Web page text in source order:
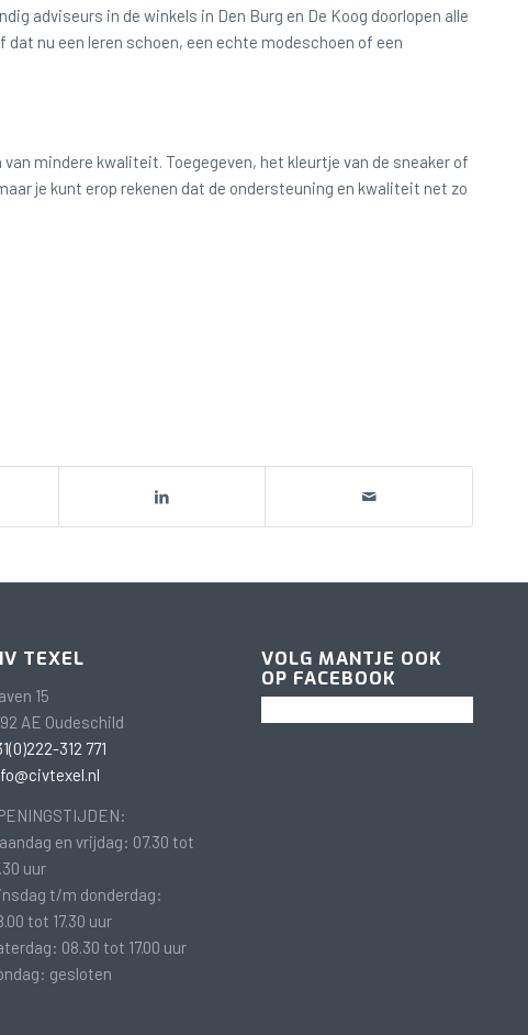
adviseurs in de winkels in Den Burg en De Koog doorlopen alle
nu een leren schoen, een echte modeschoen of een
mindere kwaliteit. Toegegeven, het kleurtje van de sneaker of
je kunt erop rekenen dat de ondersteuning en kwaliteit net zo
TEXEL
15
AE Oudeschild
312 771
en vrijdag: 07.30 tot
uur
t/m donderdag:
tot 17.30 uur
08.30 tot 17.00 uur
gesloten
VOLG MANTJE OOK
OP FACEBOOK